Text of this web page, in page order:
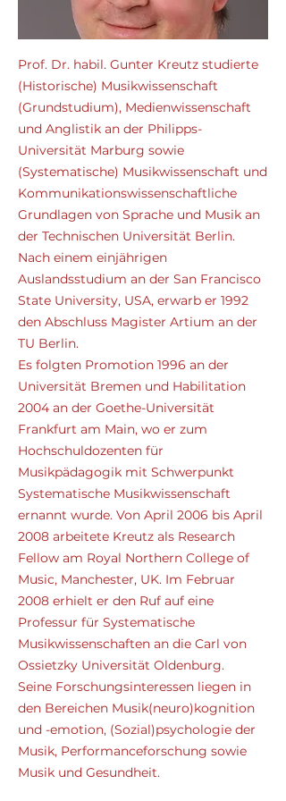
Weiterbildungen und Seminare ein.
Prof. Dr. habil. Gunter Kreutz studierte
(Historische) Musikwissenschaft
(Grundstudium), Medienwissenschaft
und Anglistik an der Philipps-
Universität Marburg sowie
(Systematische) Musikwissenschaft und
Kommunikationswissenschaftliche
Grundlagen von Sprache und Musik an
der Technischen Universität Berlin.
Nach einem einjährigen
Auslandsstudium an der San Francisco
State University, USA, erwarb er 1992
den Abschluss Magister Artium an der
TU Berlin.
Es folgten Promotion 1996 an der
Universität Bremen und Habilitation
2004 an der Goethe-Universität
Frankfurt am Main, wo er zum
Hochschuldozenten für
Musikpädagogik mit Schwerpunkt
Systematische Musikwissenschaft
ernannt wurde. Von April 2006 bis April
2008 arbeitete Kreutz als Research
Fellow am Royal Northern College of
Music, Manchester, UK. Im Februar
2008 erhielt er den Ruf auf eine
Professur für Systematische
Musikwissenschaften an die Carl von
Ossietzky Universität Oldenburg.
Seine Forschungsinteressen liegen in
den Bereichen Musik(neuro)kognition
und -emotion, (Sozial)psychologie der
Musik, Performanceforschung sowie
Musik und Gesundheit.